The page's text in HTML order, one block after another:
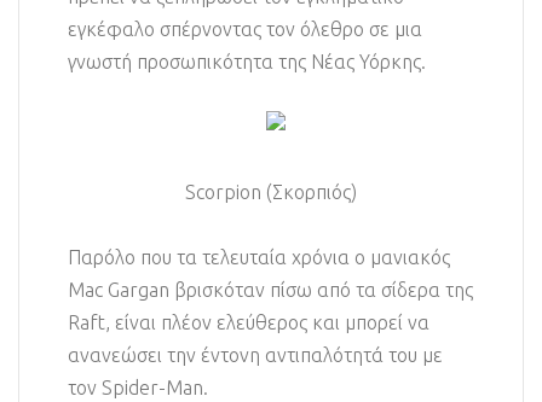
εγκέφαλο σπέρνοντας τον όλεθρο σε μια
γνωστή προσωπικότητα της Νέας Υόρκης.
Scorpion (Σκορπιός)
Παρόλο που τα τελευταία χρόνια ο μανιακός
Mac Gargan βρισκόταν πίσω από τα σίδερα της
Raft, είναι πλέον ελεύθερος και μπορεί να
ανανεώσει την έντονη αντιπαλότητά του με
τον Spider-Man.